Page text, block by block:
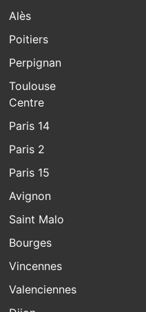
Alès
Poitiers
Perpignan
Toulouse
Centre
Paris 14
Paris 2
Paris 15
Avignon
Saint Malo
Bourges
Vincennes
Valenciennes